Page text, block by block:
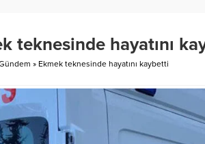
teknesinde hayatını
» Ekmek teknesinde hayatını kaybetti